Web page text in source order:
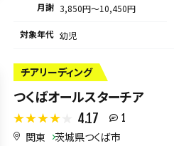
月謝 3,850円〜10,450円
対象年代 幼児
チアリーディング
つくばオールスターチア
4.17 1
関東 茨城県つくば市